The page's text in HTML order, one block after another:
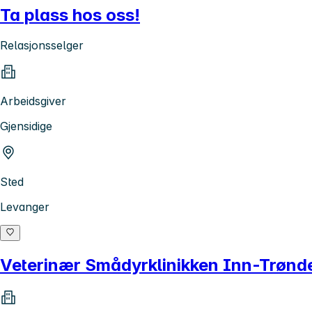
Ta plass hos oss!
Relasjonsselger
Arbeidsgiver
Gjensidige
Sted
Levanger
Veterinær Smådyrklinikken Inn-